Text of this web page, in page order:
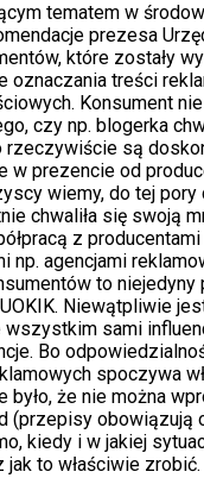
tematem w
prezesa
które zostały
oznaczania treści
Konsument
czy np. blogerka
są
w prezencie od
wiemy, do tej pory
chwaliła się swoją
z
np. agencjami
to niejedyny
Niewątpliwie
sami
Bo
spoczywa
było, że nie można
(przepisy obowiązują
kiedy i w jakiej
to właściwie zrobić.